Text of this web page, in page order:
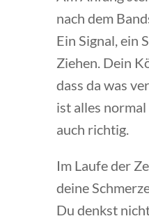
nach dem
Ein Signal, ein
Ziehen. Dein
dass da was
ist alles
auch richtig.
Im Laufe der
deine
Du denkst